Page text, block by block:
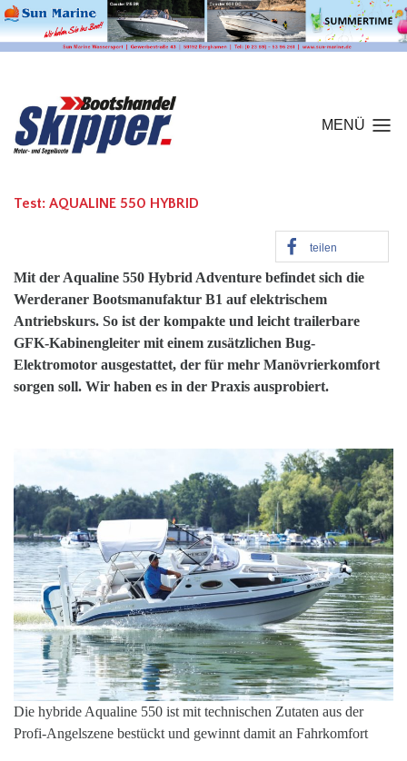
MENÜ
Test: AQUALINE 550 HYBRID
teilen
Mit der Aqualine 550 Hybrid Adventure befindet sich die
Werderaner Bootsmanufaktur B1 auf elektrischem
Antriebskurs. So ist der kompakte und leicht trailerbare
GFK-Kabinengleiter mit einem zusätzlichen Bug-
Elektromotor ausgestattet, der für mehr Manövrierkomfort
sorgen soll. Wir haben es in der Praxis ausprobiert.
Die hybride Aqualine 550 ist mit technischen Zutaten aus der
Profi-Angelszene bestückt und gewinnt damit an Fahrkomfort